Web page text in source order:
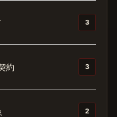
3
約 3
2